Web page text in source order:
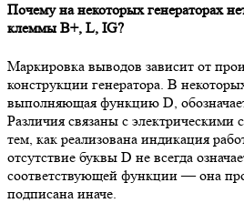
Почему на некоторых генераторах
клеммы B+, L, IG?
Маркировка выводов зависит от
конструкции генератора. В
выполняющая функцию D,
Различия связаны с электрическими
тем, как реализована индикация
отсутствие буквы D не всегда
соответствующей функции — она
подписана иначе.